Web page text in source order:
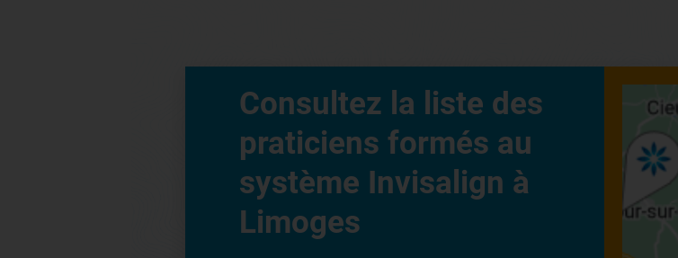
Consultez la liste des
praticiens formés au
système Invisalign à
Limoges